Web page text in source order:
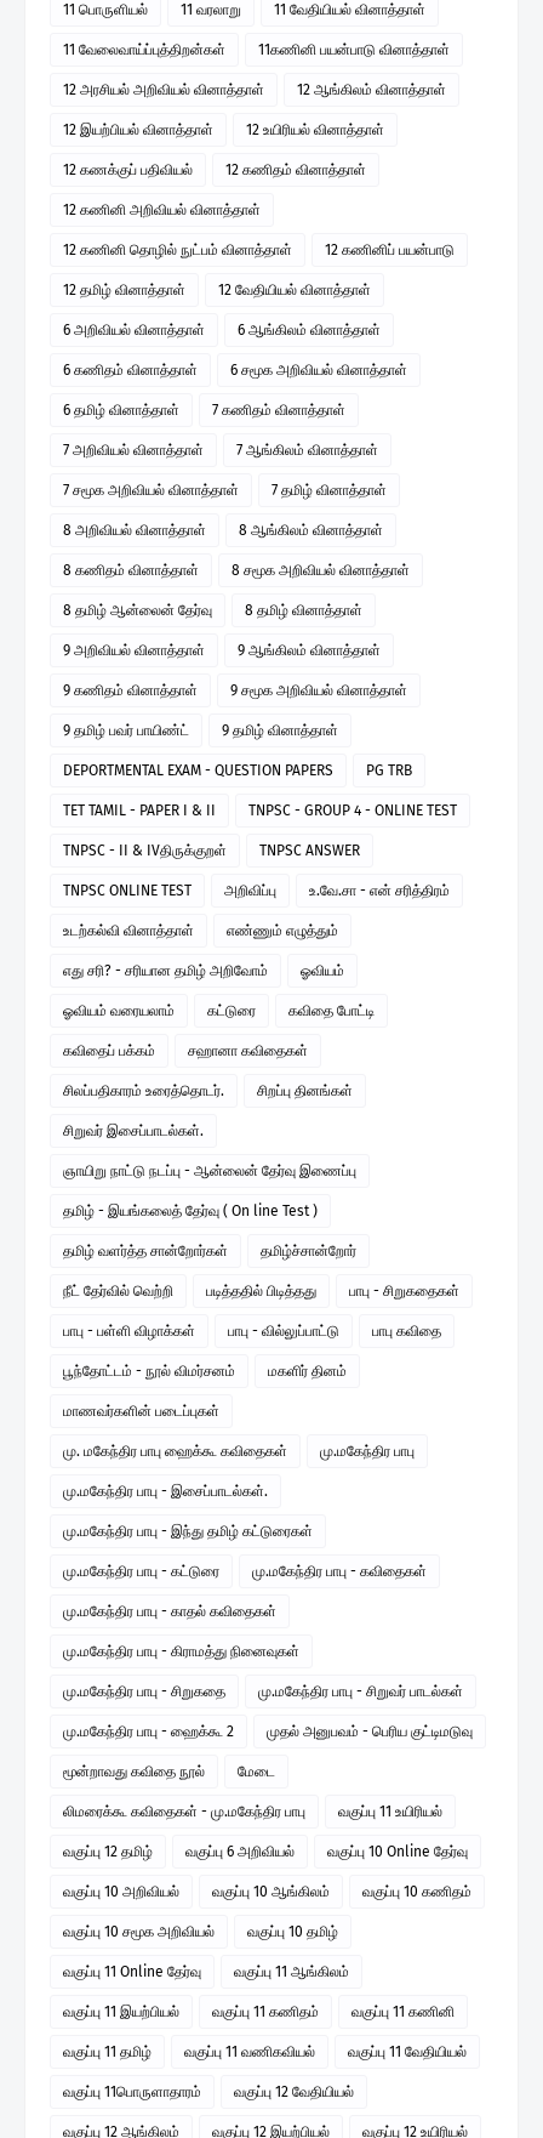
11 பொருளியல் 11 வரலாறு 11 வேதியியல் வினாத்தாள்
11 வேலைவாய்ப்புத்திறன்கள் 11கணினி பயன்பாடு வினாத்தாள்
12 அரசியல் அறிவியல் வினாத்தாள் 12 ஆங்கிலம் வினாத்தாள்
12 இயற்பியல் வினாத்தாள் 12 உயிரியல் வினாத்தாள்
12 கணக்குப் பதிவியல் 12 கணிதம் வினாத்தாள்
12 கணினி அறிவியல் வினாத்தாள்
12 கணினி தொழில் நுட்பம் வினாத்தாள் 12 கணினிப் பயன்பாடு
12 தமிழ் வினாத்தாள் 12 வேதியியல் வினாத்தாள்
6 அறிவியல் வினாத்தாள் 6 ஆங்கிலம் வினாத்தாள்
6 கணிதம் வினாத்தாள் 6 சமூக அறிவியல் வினாத்தாள்
6 தமிழ் வினாத்தாள் 7 கணிதம் வினாத்தாள்
7 அறிவியல் வினாத்தாள் 7 ஆங்கிலம் வினாத்தாள்
7 சமூக அறிவியல் வினாத்தாள் 7 தமிழ் வினாத்தாள்
8 அறிவியல் வினாத்தாள் 8 ஆங்கிலம் வினாத்தாள்
8 கணிதம் வினாத்தாள் 8 சமூக அறிவியல் வினாத்தாள்
8 தமிழ் ஆன்லைன் தேர்வு 8 தமிழ் வினாத்தாள்
9 அறிவியல் வினாத்தாள் 9 ஆங்கிலம் வினாத்தாள்
9 கணிதம் வினாத்தாள் 9 சமூக அறிவியல் வினாத்தாள்
9 தமிழ் பவர் பாயிண்ட் 9 தமிழ் வினாத்தாள்
DEPORTMENTAL EXAM - QUESTION PAPERS PG TRB
TET TAMIL - PAPER I & II TNPSC - GROUP 4 - ONLINE TEST
TNPSC - II & IVதிருக்குறள் TNPSC ANSWER
TNPSC ONLINE TEST அறிவிப்பு உ.வே.சா - என் சரித்திரம்
உடற்கல்வி வினாத்தாள் எண்ணும் எழுத்தும்
எது சரி? - சரியான தமிழ் அறிவோம் ஓவியம்
ஓவியம் வரையலாம் கட்டுரை கவிதை போட்டி
கவிதைப் பக்கம் சஹானா கவிதைகள்
சிலப்பதிகாரம் உரைத்தொடர். சிறப்பு தினங்கள்
சிறுவர் இசைப்பாடல்கள்.
ஞாயிறு நாட்டு நடப்பு - ஆன்லைன் தேர்வு இணைப்பு
தமிழ் - இயங்கலைத் தேர்வு ( On line Test )
தமிழ் வளர்த்த சான்றோர்கள் தமிழ்ச்சான்றோர்
நீட் தேர்வில் வெற்றி படித்ததில் பிடித்தது பாபு - சிறுகதைகள்
பாபு - பள்ளி விழாக்கள் பாபு - வில்லுப்பாட்டு பாபு கவிதை
பூந்தோட்டம் - நூல் விமர்சனம் மகளிர் தினம்
மாணவர்களின் படைப்புகள்
மு. மகேந்திர பாபு ஹைக்கூ கவிதைகள் மு.மகேந்திர பாபு
மு.மகேந்திர பாபு - இசைப்பாடல்கள்.
மு.மகேந்திர பாபு - இந்து தமிழ் கட்டுரைகள்
மு.மகேந்திர பாபு - கட்டுரை மு.மகேந்திர பாபு - கவிதைகள்
மு.மகேந்திர பாபு - காதல் கவிதைகள்
மு.மகேந்திர பாபு - கிராமத்து நினைவுகள்
மு.மகேந்திர பாபு - சிறுகதை மு.மகேந்திர பாபு - சிறுவர் பாடல்கள்
மு.மகேந்திர பாபு - ஹைக்கூ 2 முதல் அனுபவம் - பெரிய குட்டிமடுவு
மூன்றாவது கவிதை நூல் மேடை
லிமரைக்கூ கவிதைகள் - மு.மகேந்திர பாபு வகுப்பு 11 உயிரியல்
வகுப்பு 12 தமிழ் வகுப்பு 6 அறிவியல் வகுப்பு 10 Online தேர்வு
வகுப்பு 10 அறிவியல் வகுப்பு 10 ஆங்கிலம் வகுப்பு 10 கணிதம்
வகுப்பு 10 சமூக அறிவியல் வகுப்பு 10 தமிழ்
வகுப்பு 11 Online தேர்வு வகுப்பு 11 ஆங்கிலம்
வகுப்பு 11 இயற்பியல் வகுப்பு 11 கணிதம் வகுப்பு 11 கணினி
வகுப்பு 11 தமிழ் வகுப்பு 11 வணிகவியல் வகுப்பு 11 வேதியியல்
வகுப்பு 11பொருளாதாரம் வகுப்பு 12 வேதியியல்
வகுப்பு 12 ஆங்கிலம் வகுப்பு 12 இயற்பியல் வகுப்பு 12 உயிரியல்